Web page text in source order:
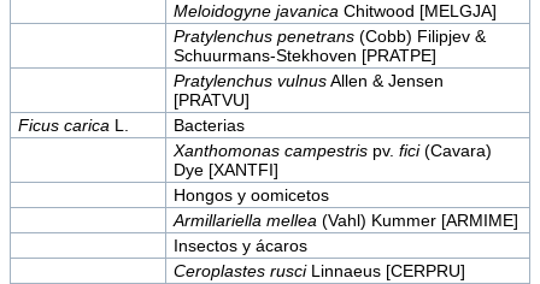
Meloidogyne javanica Chitwood [MELGJA]
Pratylenchus penetrans(Cobb) Filipjev &
Schuurmans-Stekhoven [PRATPE]
Pratylenchus vulnusAllen & Jensen
[PRATVU]
Ficus carica L.
Bacterias
Xanthomonas campestrispv. fici(Cavara)
Dye [XANTFI]
Hongos y oomicetos
Armillariella mellea (Vahl) Kummer [ARMIME]
Insectos y ácaros
Ceroplastes rusciLinnaeus [CERPRU]